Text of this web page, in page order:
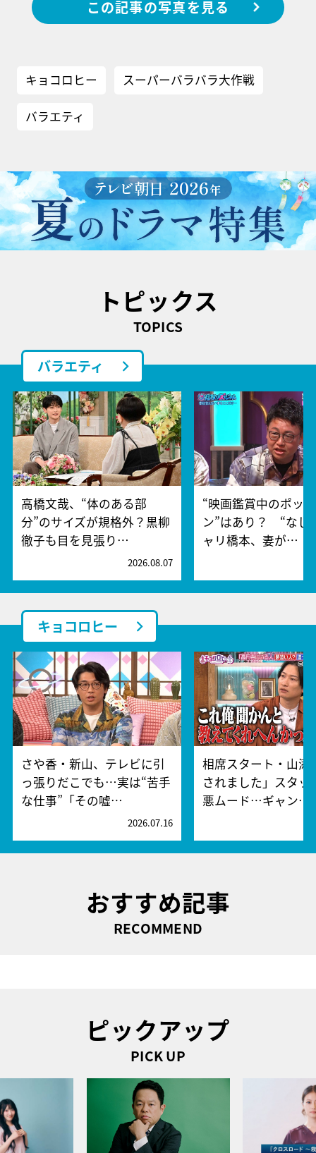
この記事の写真を見る
キョコロヒー スーパーバラバラ大作戦
バラエティ
トピックス
TOPICS
バラエティ
高橋文哉、“体のある部
分”のサイズが規格外？黒柳
徹子も目を見張り…
2026.08.07
“映画鑑賞中のポッ
ン”はあり？ “なし
ャリ橋本、妻が…
キョコロヒー
さや香・新山、テレビに引
っ張りだこでも…実は“苦手
な仕事”「その嘘…
2026.07.16
相席スタート・山添
されました」スタッ
悪ムード…ギャン…
おすすめ記事
RECOMMEND
ピックアップ
PICK UP